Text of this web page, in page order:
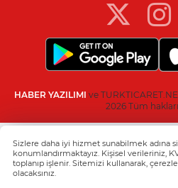
HABER YAZILIMI ve
2026 Tüm hakları
Sizlere daha iyi hizmet sunabilmek adına
konumlandırmaktayız. Kişisel verileriniz,
toplanıp işlenir. Sitemizi kullanarak,
olacaksınız.